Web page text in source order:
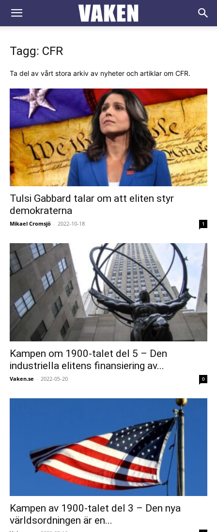
VAKEN.se
Tagg: CFR
Ta del av vårt stora arkiv av nyheter och artiklar om CFR.
Tulsi Gabbard talar om att eliten styr
demokraterna
Mikael Cromsjö - 2022-10-18 1
Kampen om 1900-talet del 5 – Den
industriella elitens finansiering av...
Vaken.se - 2022-05-20 0
Kampen av 1900-talet del 3 – Den nya
världsordningen är en...